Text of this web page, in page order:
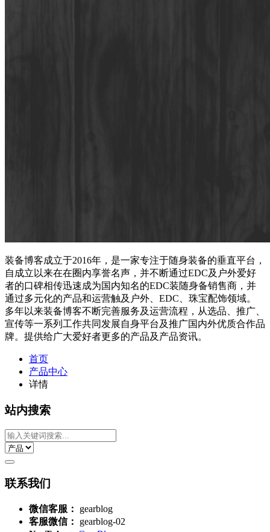
装备博客成立于2016年，是一家专注于随身装备的垂直平台，
自成立以来在在圈内享誉名声，并不断通过EDC及户外爱好
者的口碑相传迅速成为国内知名的EDC装随身备销售商，并
通过多元化的产品和运营触及户外、EDC、珠宝配饰领域。
多年以来装备博客不断完善服务及运营流程，从选品、推广、
宣传等一系列工作共同发展自身平台及推广国内外优质合作品
牌。提供给广大爱好者更多的产品及产品资讯。
首页
产品中心
详情
站内搜索
联系我们
微信客服：
gearblog
客服微信：
gearblog-02